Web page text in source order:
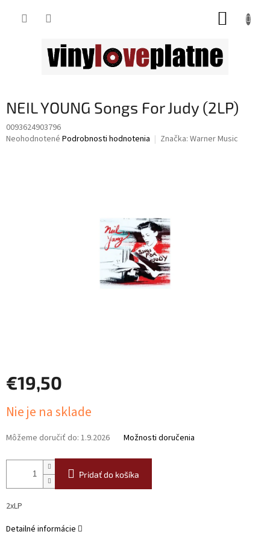
NEIL YOUNG Songs For Judy (2LP)
0093624903796
Priemerné
Neohodnotené Podrobnosti hodnotenia Značka: Warner Music
€19,50
cena:
Nie je na sklade
Môžeme doručiť do: 1.9.2026 Možnosti doručenia
Pridať do košíka
2xLP
Detailné informácie